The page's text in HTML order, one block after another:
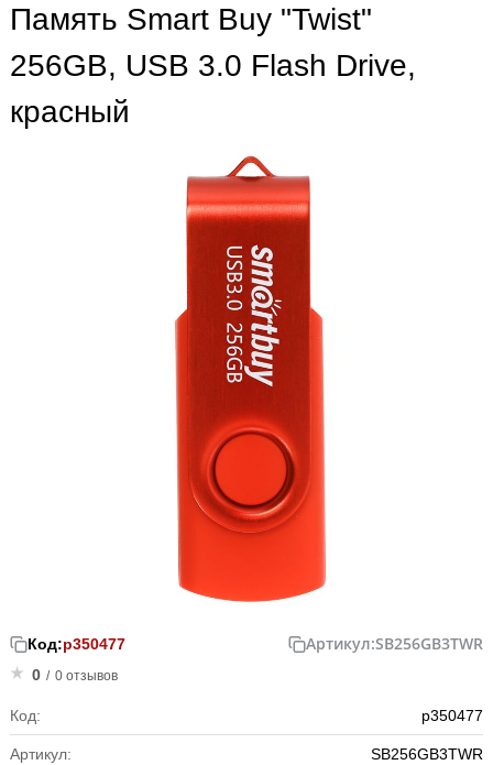
Память Smart Buy "Twist"
256GB, USB 3.0 Flash Drive,
красный
Код:р350477 Артикул:SB256GB3TWR
0 / 0 отзывов
Код: р350477
Артикул: SB256GB3TWR